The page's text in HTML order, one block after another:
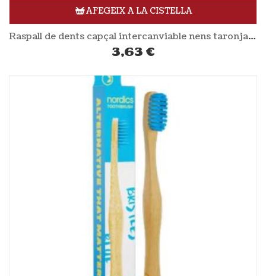
AFEGEIX A LA CISTELLA
Raspall de dents capçal intercanviable nens taronja YAWECO
3,63 €